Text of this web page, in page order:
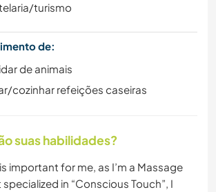
turismo
de:
de animais
cozinhar refeições caseiras
suas habilidades?
important for me, as I’m a Massage
in “Conscious Touch”, I